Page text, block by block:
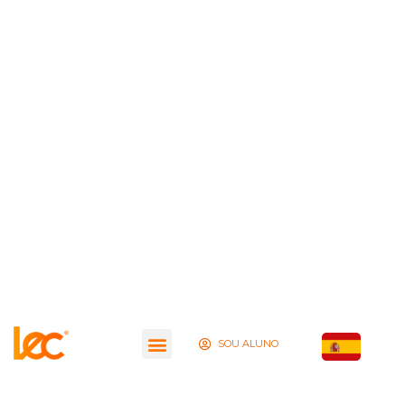
SOU ALUNO